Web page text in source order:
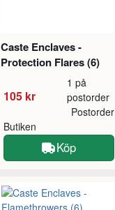
Caste Enclaves -
Protection Flares (6)
105 kr
1 på
postorder
Butiken
Postorder
Köp